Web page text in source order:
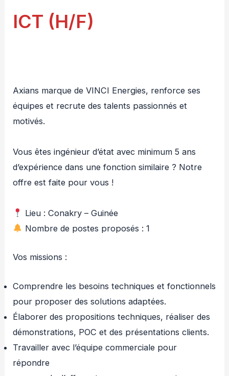
ICT (H/F)
Axians marque de VINCI Energies, renforce ses
équipes et recrute des talents passionnés et
motivés.
Vous êtes ingénieur d’état avec minimum 5 ans
d’expérience dans une fonction similaire ? Notre
offre est faite pour vous !
Lieu : Conakry – Guinée
Nombre de postes proposés : 1
Vos missions :
Comprendre les besoins techniques et fonctionnels
pour proposer des solutions adaptées.
Élaborer des propositions techniques, réaliser des
démonstrations, POC et des présentations clients.
Travailler avec l’équipe commerciale pour
répondre